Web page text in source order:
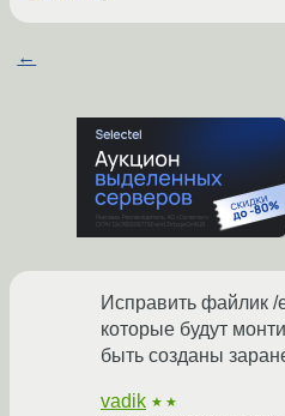
←
Исправить файлик /
которые будут
быть созданы
vadik ★★